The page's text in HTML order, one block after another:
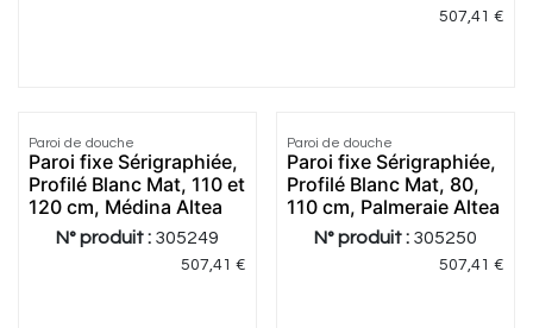
507,41 €
Paroi de douche
Paroi fixe Sérigraphiée,
Profilé Blanc Mat, 110 et
120 cm, Médina Altea
N° produit : 305249
507,41 €
Paroi de douche
Paroi fixe Sérigraphiée,
Profilé Blanc Mat, 80,
110 cm, Palmeraie Altea
N° produit : 305250
507,41 €